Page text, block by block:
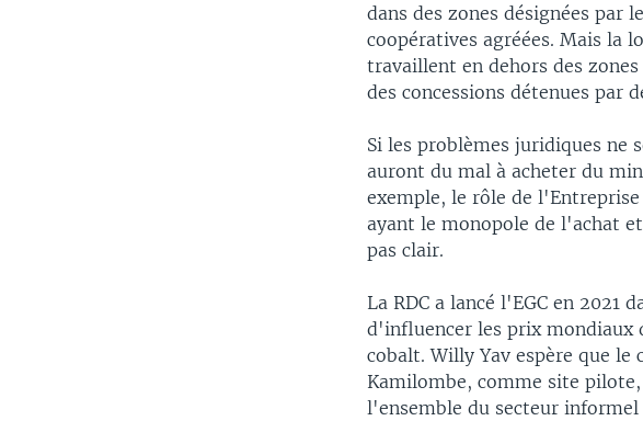
dans des zones désignées par
coopératives agréées. Mais la
travaillent en dehors des
des concessions détenues par
Si les problèmes juridiques ne
auront du mal à acheter du
exemple, le rôle de
ayant le monopole de l'achat
pas clair.
La RDC a lancé l'EGC en 2021
d'influencer les prix mondiaux
cobalt. Willy Yav espère que
Kamilombe, comme site
l'ensemble du secteur informel